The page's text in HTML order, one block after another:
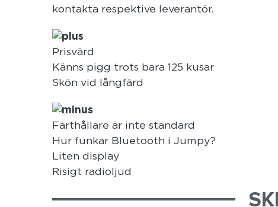
kontakta respektive leverantör.
Prisvärd
Känns pigg trots bara 125 kusar
Skön vid långfärd
Farthållare är inte standard
Hur funkar Bluetooth i Jumpy?
Liten display
Risigt radioljud